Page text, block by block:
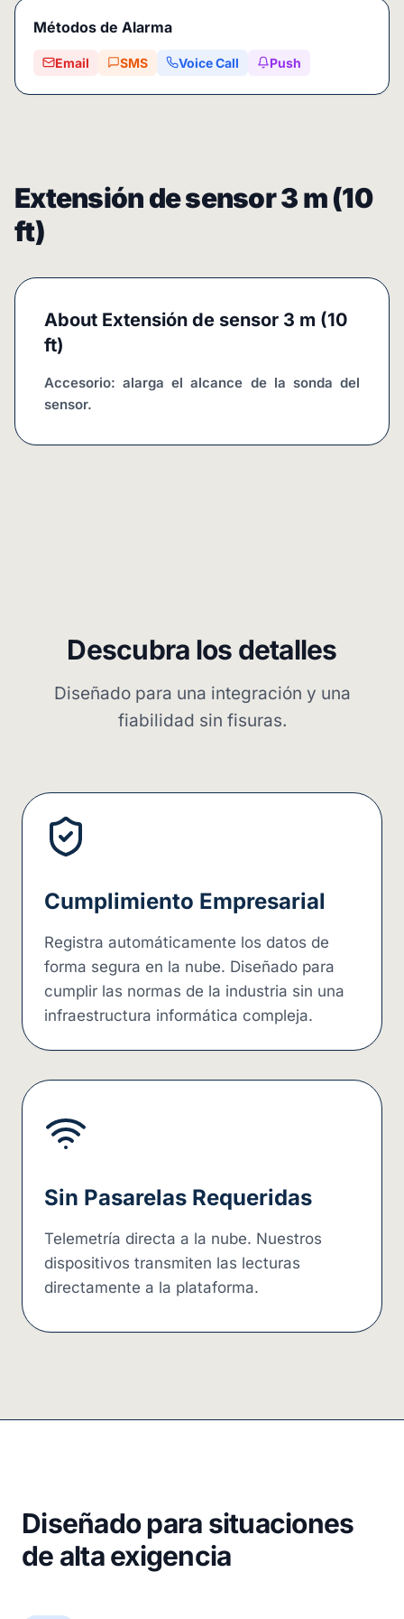
Métodos de Alarma
Email SMS Voice Call Push
Extensión de sensor 3 m (10
ft)
About Extensión de sensor 3 m (10
ft)
Accesorio: alarga el alcance de la sonda del
sensor.
Descubra los detalles
Diseñado para una integración y una
fiabilidad sin fisuras.
Cumplimiento Empresarial
Registra automáticamente los datos de
forma segura en la nube. Diseñado para
cumplir las normas de la industria sin una
infraestructura informática compleja.
Sin Pasarelas Requeridas
Telemetría directa a la nube. Nuestros
dispositivos transmiten las lecturas
directamente a la plataforma.
Diseñado para situaciones
de alta exigencia